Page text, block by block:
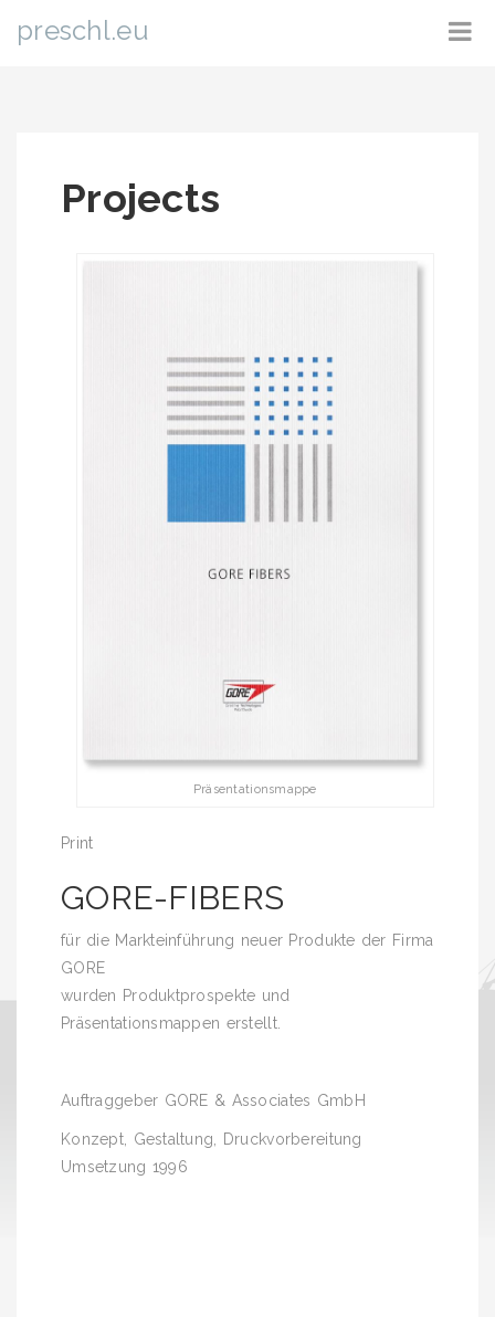
preschl.eu
Projects
Präsentationsmappe
Print
GORE-FIBERS
für die Markteinführung neuer Produkte der Firma
GORE
wurden Produktprospekte und
Präsentationsmappen erstellt.
Auftraggeber GORE & Associates GmbH
Konzept, Gestaltung, Druckvorbereitung
Umsetzung 1996